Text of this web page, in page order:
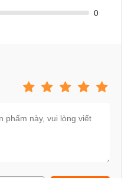
với các khu vực chơi đa dạng
giác và giúp trẻ cảm thấy
cơ bắp, tăng cường sự dẻo
0